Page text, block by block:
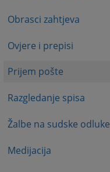
Obrasci zahtjeva
Ovjere i prepisi
Prijem pošte
Razgledanje spisa
Žalbe na sudske odluke
Medijacija